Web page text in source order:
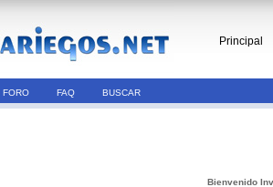
Principal
FORO FAQ BUSCAR
Bienvenido